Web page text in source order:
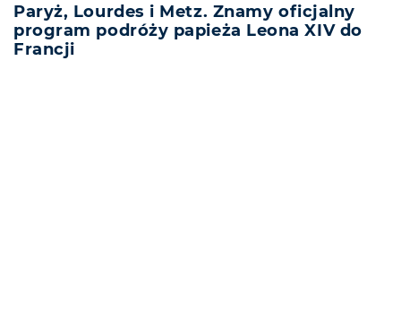
Paryż, Lourdes i Metz. Znamy oficjalny
program podróży papieża Leona XIV do
Francji